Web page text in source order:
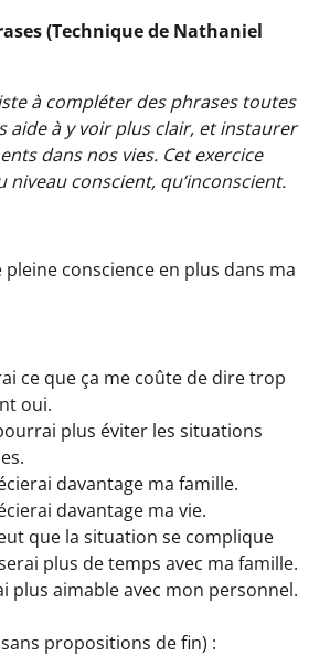
(Technique de Nathaniel
à compléter des phrases toutes
aide à y voir plus clair, et instaurer
dans nos vies. Cet exercice
conscient, qu’inconscient.
pleine conscience en plus dans ma
ce que ça me coûte de dire trop
oui.
plus éviter les situations
davantage ma famille.
davantage ma vie.
que la situation se complique
plus de temps avec ma famille.
plus aimable avec mon personnel.
propositions de fin) :